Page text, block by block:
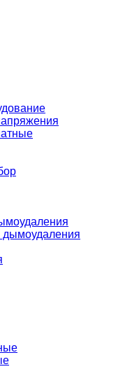
дымоудаления